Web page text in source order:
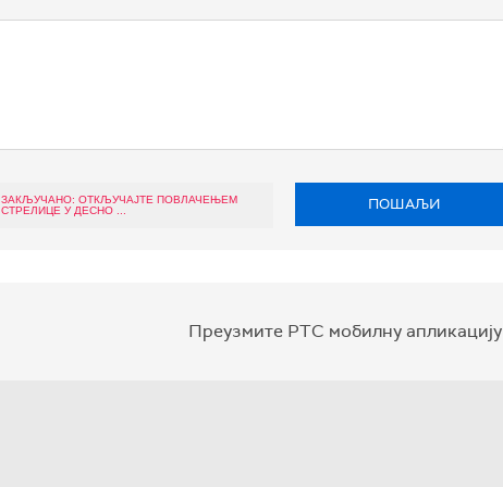
ЗАКЉУЧАНО: ОТКЉУЧАЈТЕ ПОВЛАЧЕЊЕМ
СТРЕЛИЦЕ У ДЕСНО ...
ПОШАЉИ
Преузмите РТС мобилну апликацију